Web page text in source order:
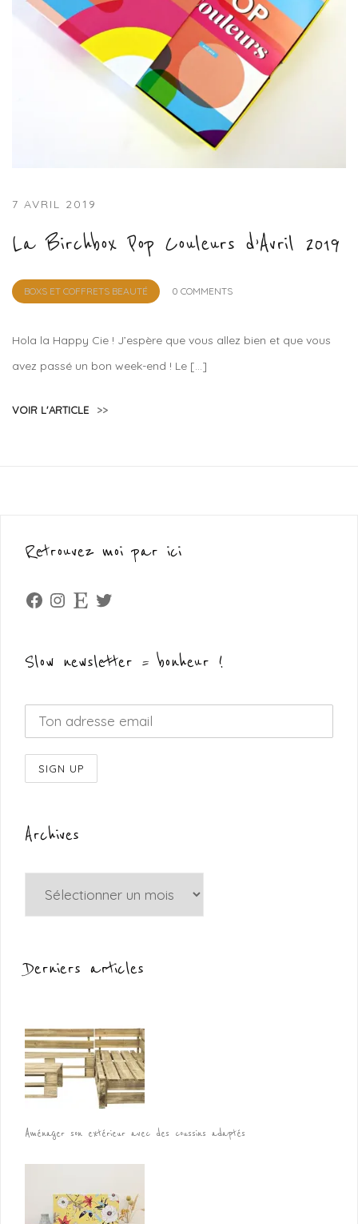
7 AVRIL 2019
La Birchbox Pop Couleurs d’Avril 2019
BOXS ET COFFRETS BEAUTÉ
by
0 COMMENTS
Hola la Happy Cie ! J’espère que vous allez bien et que vous
avez passé un bon week-end ! Le […]
VOIR L'ARTICLE >>
Retrouvez moi par ici
Facebook
Instagram
Etsy Twitter
Slow newsletter = bonheur !
Archives
Derniers articles
Aménager son extérieur avec des coussins adaptés